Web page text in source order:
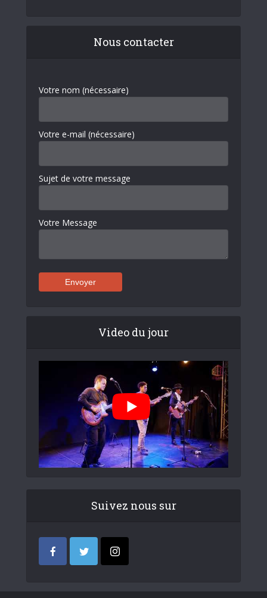
Nous contacter
Votre nom (nécessaire)
Votre e-mail (nécessaire)
Sujet de votre message
Votre Message
Video du jour
Suivez nous sur